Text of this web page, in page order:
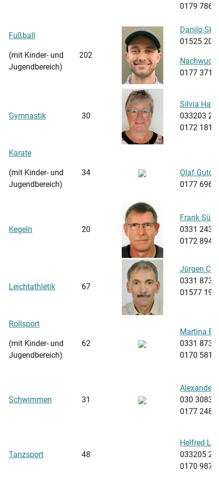
0179
Fußball
(mit Kinder- und
Jugendbereich)
202
Danilo
01525
0177
Gymnastik 30
Silvia Haß
033203
0172
Karate
(mit Kinder- und
Jugendbereich)
34
Olaf
0177
Kegeln 20
Frank
0331
0172
Leichtathletik 67
Jürgen
0331
01577
Rollsport
(mit Kinder- und
Jugendbereich)
62
Martina
0331
0170
Schwimmen 31
Alexander
030
0177
Tanzsport 48
Helfred
033205
0170